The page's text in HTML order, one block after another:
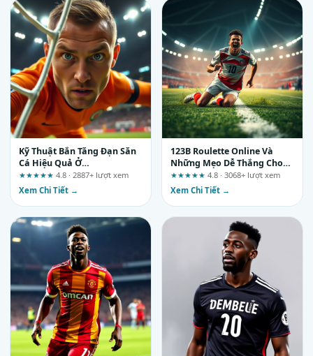
Kỹ Thuật Bắn Tăng Đạn Săn
Cá Hiệu Quả Ở
88mcasino.net: Mổ Xẻ
Những Tuyên Bố Quảng Cáo
★★★★★ 4.8 · 2887+ lượt xem
Xem Chi Tiết →
123B Roulette Online Và
Những Mẹo Dễ Thắng Cho
Người Mới
★★★★★ 4.8 · 3068+ lượt xem
Xem Chi Tiết →